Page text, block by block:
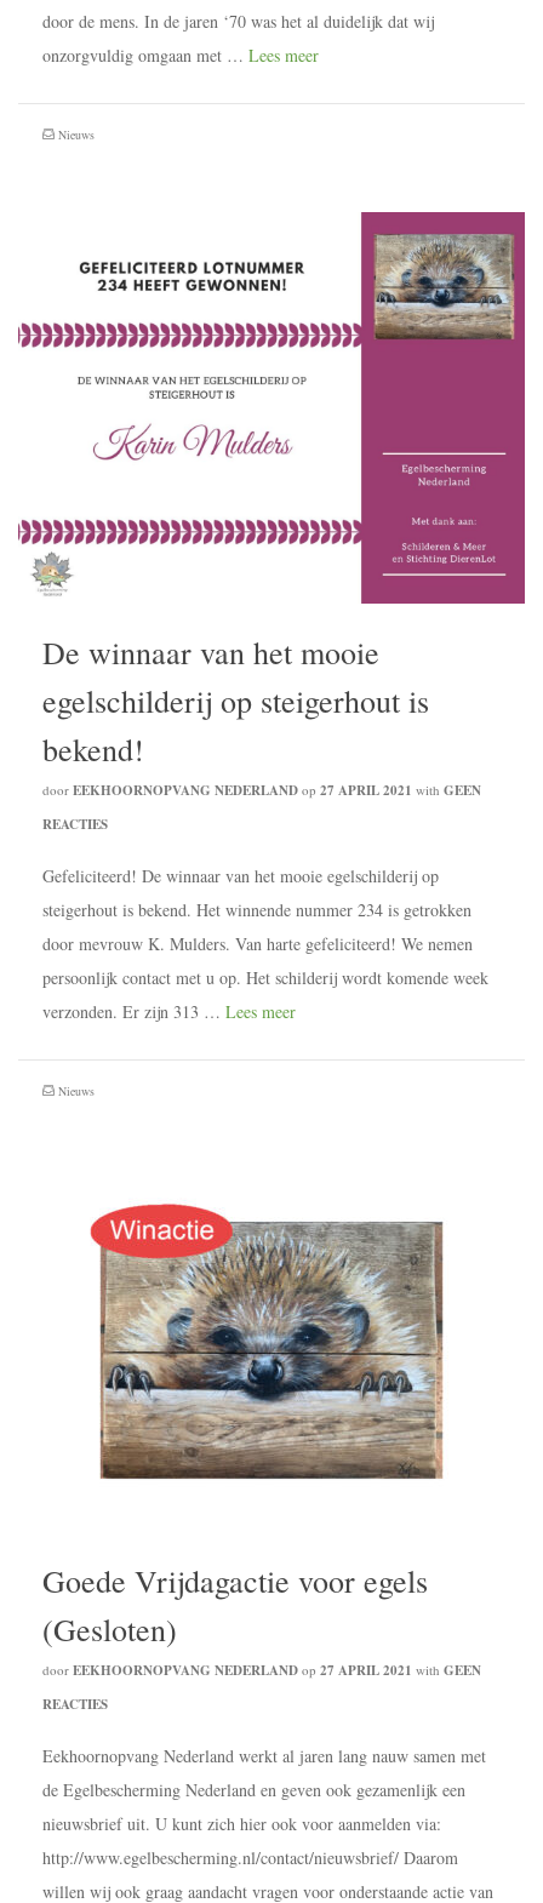
door de mens. In de jaren ‘70 was het al duidelijk dat wij
onzorgvuldig omgaan met … Lees meer
Nieuws
De winnaar van het mooie
egelschilderij op steigerhout is
bekend!
door EEKHOORNOPVANG NEDERLAND op 27 APRIL 2021 with GEEN
REACTIES
Gefeliciteerd! De winnaar van het mooie egelschilderij op
steigerhout is bekend. Het winnende nummer 234 is getrokken
door mevrouw K. Mulders. Van harte gefeliciteerd! We nemen
persoonlijk contact met u op. Het schilderij wordt komende week
verzonden. Er zijn 313 … Lees meer
Nieuws
Goede Vrijdagactie voor egels
(Gesloten)
door EEKHOORNOPVANG NEDERLAND op 27 APRIL 2021 with GEEN
REACTIES
Eekhoornopvang Nederland werkt al jaren lang nauw samen met
de Egelbescherming Nederland en geven ook gezamenlijk een
nieuwsbrief uit. U kunt zich hier ook voor aanmelden via:
http://www.egelbescherming.nl/contact/nieuwsbrief/ Daarom
willen wij ook graag aandacht vragen voor onderstaande actie van